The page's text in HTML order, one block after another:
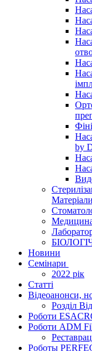
by
Новини
Семінари
2022 рік
Статті
Відеоанонси,
Розділ
Роботи
Роботи ADM
Роботы